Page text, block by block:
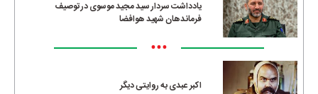
یادداشت سردار سید مجید موسوی در توصیف
فرماندهان شهید هوافضا
•••
اکبر عبدی به روایتی دیگر